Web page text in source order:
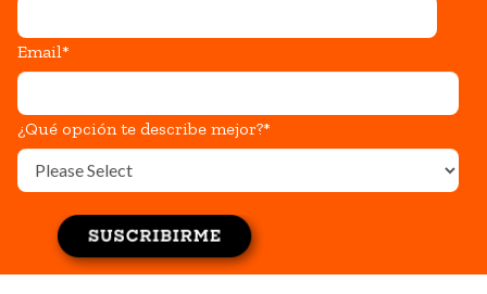
Email*
¿Qué opción te describe mejor?*